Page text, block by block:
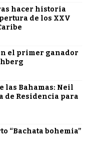
hacer historia
de los XXV
el primer ganador
las Bahamas: Neil
de Residencia para
“Bachata bohemia”